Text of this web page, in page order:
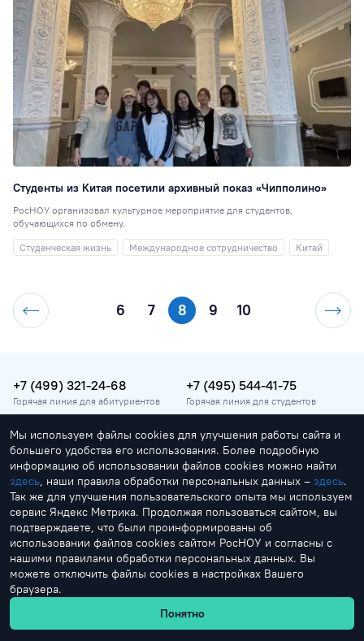
Студенты из Китая посетили архивный показ «Чипполино»
РосНОУ организовал культурное мероприятие для студентов,
обучающихся по обмену.
Студенческая жизнь
Международное сотрудничество Китай
6 7 8 9 10
+7 (499) 321-24-68
Горячая линия для абитуриентов
+7 (495) 544-41-75
Горячая линия для студентов
vopros@rosnou.ru
Горячая линия для абитуриентов
Москва, улица Радио, 22
Главный корпус
by Creonit
© 1991-2026 Российский новый университет
Мы используем файлы cookies для улучшения работы сайта и
большего удобства его использования. Более подробную
информацию об использовании файлов cookies можно найти
здесь, наши правила обработки персональных данных – здесь.
Так же для улучшения пользовательского опыта мы используем
сервис Яндекс Метрика. Продолжая пользоваться сайтом, вы
подтверждаете, что были проинформированы об
использовании файлов cookies сайтом РосНОУ и согласны с
нашими правилами обработки персональных данных. Вы
можете отключить файлы cookies в настройках Вашего
браузера.
Понятно